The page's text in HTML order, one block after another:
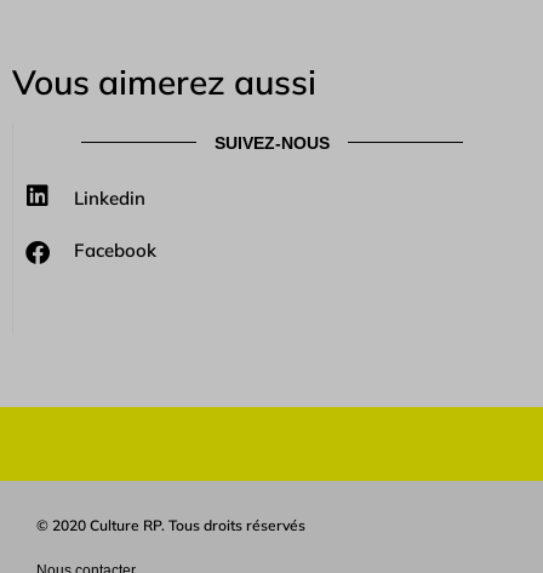
Vous aimerez aussi
SUIVEZ-NOUS
Linkedin
Facebook
© 2020 Culture RP. Tous droits réservés